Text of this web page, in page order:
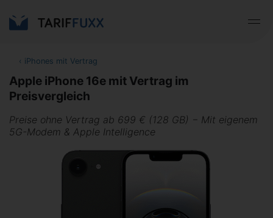
‹ iPhones mit Vertrag
Apple iPhone 16e mit Vertrag im
Preisvergleich
Preise ohne Vertrag ab 699 € (128 GB) − Mit eigenem
5G-Modem & Apple Intelligence